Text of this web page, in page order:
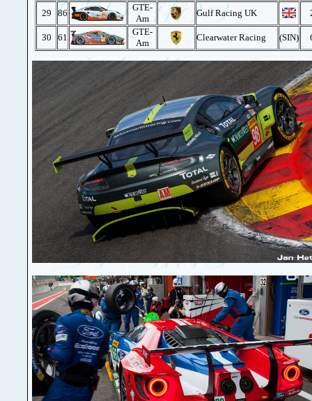
29 86
GTE-
Am
Gulf Racing UK
30 61
GTE-
Am
Clearwater Racing (SIN)